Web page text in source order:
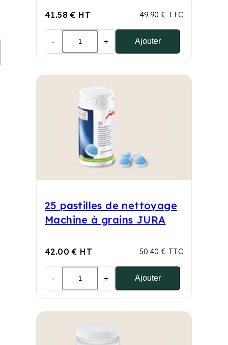
41.58 € HT 49.90 € TTC
- + Ajouter
25 pastilles de nettoyage
Machine à grains JURA
42.00 € HT 50.40 € TTC
- + Ajouter